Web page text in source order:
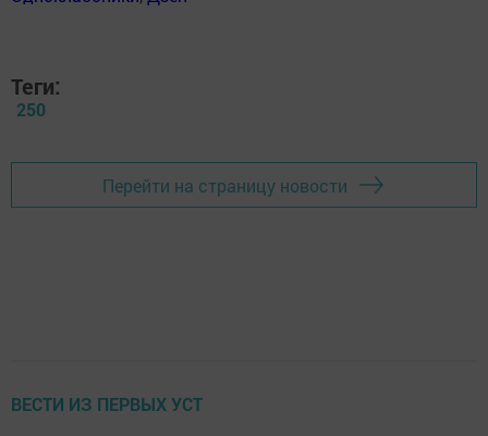
Теги:
250
Перейти на страницу новости
ВЕСТИ ИЗ ПЕРВЫХ УСТ